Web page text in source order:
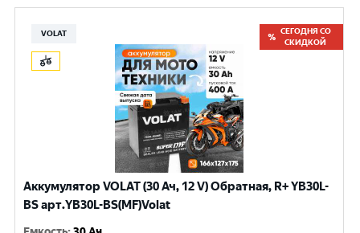
VOLAT
СЕГОДНЯ СО
СКИДКОЙ
Аккумулятор VOLAT (30 Ач, 12 V) Обратная, R+ YB30L-
BS арт.YB30L-BS(MF)Volat